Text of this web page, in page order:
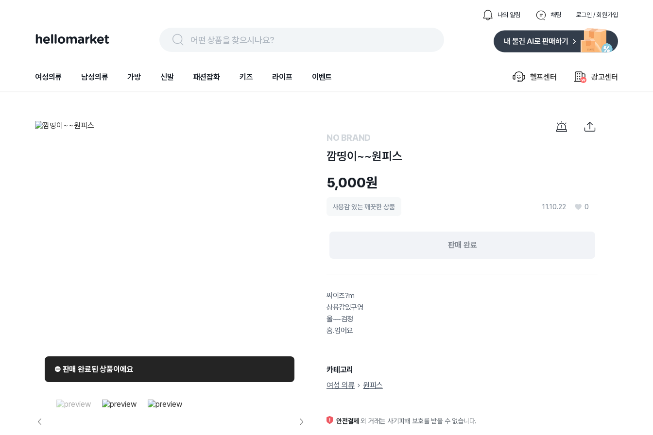
나의 알림 채팅 로그인 / 회원가입
어떤 상품을 찾으시나요?
여성의류 남성의류 가방 신발 패션잡화 키즈 라이프 이벤트 헬프센터 광고센터
⛔️ 판매 완료된 상품이에요
NO BRAND
깜띵이~~원피스
5,000원
11.10.22 0
사용감 있는 깨끗한 상품
판매 완료
싸이즈?m
상용감있구영
올~~검정
흠.업어요
카테고리
여성 의류
원피스
안전결제 외 거래는 사기피해 보호를 받을 수 없습니다.